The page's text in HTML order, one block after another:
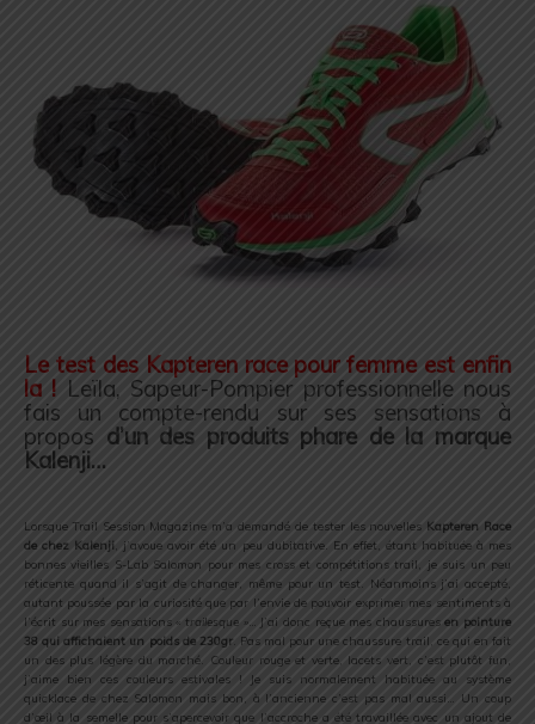
Le test des Kapteren race pour femme est enfin
la ! Leïla, Sapeur-Pompier professionnelle nous
fais un compte-rendu sur ses sensations à
propos d’un des produits phare de la marque
Kalenji…
Lorsque Trail Session Magazine m’a demandé de tester les nouvelles Kapteren Race
de chez Kalenji, j’avoue avoir été un peu dubitative. En effet, étant habituée à mes
bonnes vieilles S-Lab Salomon pour mes cross et compétitions trail, je suis un peu
réticente quand il s’agit de changer, même pour un test. Néanmoins j’ai accepté,
autant poussée par la curiosité que par l’envie de pouvoir exprimer mes sentiments à
l’écrit sur mes sensations« trailesque »… J’ai donc reçue mes chaussuresen pointure
38 qui affichaient un poids de 230gr. Pas mal pour une chaussure trail, ce qui en fait
un des plus légère du marché. Couleur rouge et verte, lacets vert, c’est plutôt fun,
j’aime bien ces couleurs estivales ! Je suis normalement habituée au système
quicklace de chez Salomon mais bon, à l’ancienne c’est pas mal aussi… Un coup
d’œil à la semelle pour s’apercevoir que l’accroche a été travaillée avec un ajout de